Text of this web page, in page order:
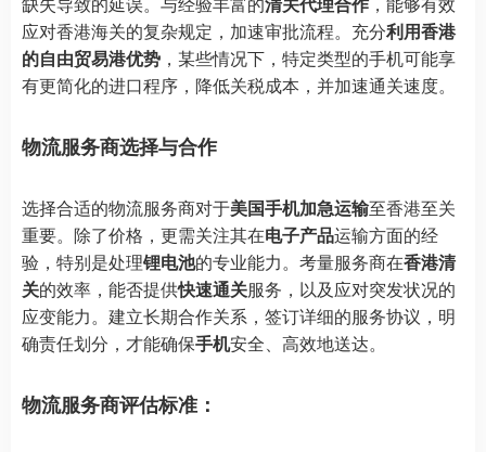
应对香港海关的复杂规定，加速审批流程。充分利用香港
的自由贸易港优势 ，某些情况下，特定类型的手机可能享
有更简化的进口程序，降低关税成本，并加速通关速度。
物流服务商选择与合作
选择合适的物流服务商对于美国手机加急运输至香港至关
重要。除了价格，更需关注其在电子产品运输方面的经
验，特别是处理锂电池的专业能力。考量服务商在香港清
关的效率，能否提供快速通关服务，以及应对突发状况的
应变能力。建立长期合作关系，签订详细的服务协议，明
确责任划分，才能确保手机安全、高效地送达。
物流服务商评估标准：